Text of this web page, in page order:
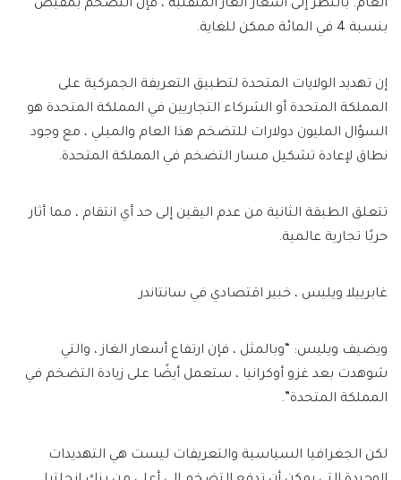
العام. بالنظر إلى أسعار الغاز المتقلبة ، فإن التضخم بمقبض
بنسبة 4 في المائة ممكن للغاية.
إن تهديد الولايات المتحدة لتطبيق التعريفة الجمركية على
المملكة المتحدة أو الشركاء التجاريين في المملكة المتحدة هو
السؤال المليون دولارات للتضخم هذا العام والميلي ، مع وجود
نطاق لإعادة تشكيل مسار التضخم في المملكة المتحدة.
تتعلق الطبقة الثانية من عدم اليقين إلى حد أي انتقام ، مما أثار
حربًا تجارية عالمية.
غابرييلا ويليس ، خبير اقتصادي في سانتاندر
ويضيف ويليس: “وبالمثل ، فإن ارتفاع أسعار الغاز ، والتي
شوهدت بعد غزو أوكرانيا ، ستعمل أيضًا على زيادة التضخم في
المملكة المتحدة”.
لكن الجغرافيا السياسية والتعريفات ليست هي التهديدات